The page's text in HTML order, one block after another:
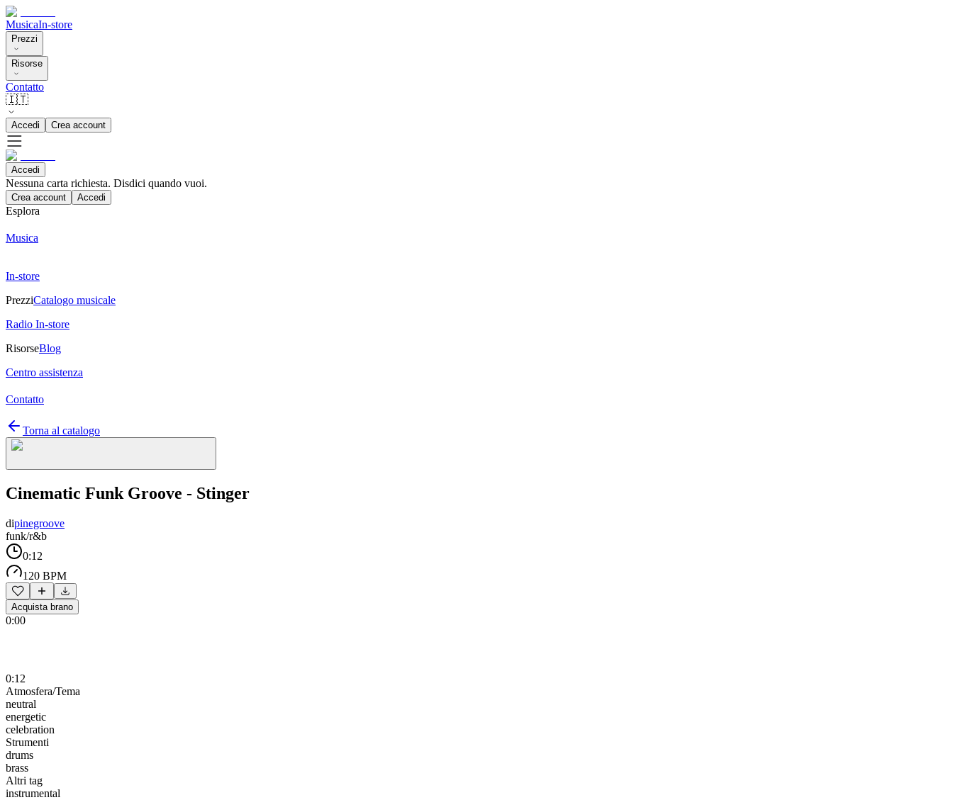
MusicaIn-store
Prezzi
Risorse
Contatto
🇮🇹
Accedi Crea account
Accedi
Nessuna carta richiesta. Disdici quando vuoi.
Crea account Accedi
Esplora
Musica
In-store
PrezziCatalogo musicale
Radio In-store
RisorseBlog
Centro assistenza
Contatto
Torna al catalogo
Cinematic Funk Groove - Stinger
dipinegroove
funk/r&b
0:12
120 BPM
Acquista brano
0:00
0:12
Atmosfera/Tema
neutral
energetic
celebration
Strumenti
drums
brass
Altri tag
instrumental